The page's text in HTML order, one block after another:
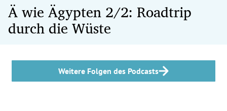
Ä wie Ägypten 2/2: Roadtrip
durch die Wüste
Weitere Folgen des Podcasts